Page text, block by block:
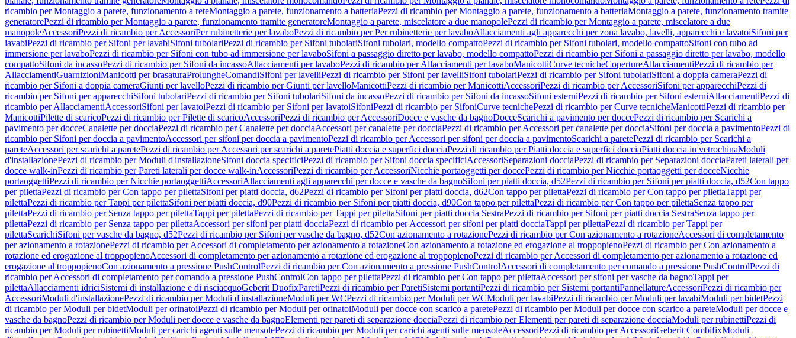
ricambio per Montaggio a parete, funzionamento a reteMontaggio a parete, funzionamento a batteriaPezzi di ricambio per Montaggio a parete, funzionamento a batteriaMontaggio a parete, funzionamento tramite
generatorePezzi di ricambio per Montaggio a parete, funzionamento tramite generatoreMontaggio a parete, miscelatore a due manopolePezzi di ricambio per Montaggio a parete, miscelatore a due
manopoleAccessoriPezzi di ricambio per AccessoriPer rubinetterie per lavaboPezzi di ricambio per Per rubinetterie per lavaboAllacciamenti agli apparecchi per zona lavabo, lavelli, apparecchi e lavatoiSifoni per
lavabiPezzi di ricambio per Sifoni per lavabiSifoni tubolariPezzi di ricambio per Sifoni tubolariSifoni tubolari, modello compattoPezzi di ricambio per Sifoni tubolari, modello compattoSifoni con tubo ad
immersione per lavaboPezzi di ricambio per Sifoni con tubo ad immersione per lavaboSifoni a passaggio diretto per lavabo, modello compattoPezzi di ricambio per Sifoni a passaggio diretto per lavabo, modello
compattoSifoni da incassoPezzi di ricambio per Sifoni da incassoAllacciamenti per lavaboPezzi di ricambio per Allacciamenti per lavaboManicottiCurve tecnicheCopertureAllacciamentiPezzi di ricambio per
AllacciamentiGuarnizioniManicotti per brasaturaProlungheComandiSifoni per lavelliPezzi di ricambio per Sifoni per lavelliSifoni tubolariPezzi di ricambio per Sifoni tubolariSifoni a doppia cameraPezzi di
ricambio per Sifoni a doppia cameraGiunti per lavelloPezzi di ricambio per Giunti per lavelloManicottiPezzi di ricambio per ManicottiAccessoriPezzi di ricambio per AccessoriSifoni per apparecchiPezzi di
ricambio per Sifoni per apparecchiSifoni tubolariPezzi di ricambio per Sifoni tubolariSifoni da incassoPezzi di ricambio per Sifoni da incassoSifoni esterniPezzi di ricambio per Sifoni esterniAllacciamentiPezzi di
ricambio per AllacciamentiAccessoriSifoni per lavatoiPezzi di ricambio per Sifoni per lavatoiSifoniPezzi di ricambio per SifoniCurve tecnichePezzi di ricambio per Curve tecnicheManicottiPezzi di ricambio per
ManicottiPilette di scaricoPezzi di ricambio per Pilette di scaricoAccessoriPezzi di ricambio per AccessoriDocce e vasche da bagnoDocceScarichi a pavimento per doccePezzi di ricambio per Scarichi a
pavimento per docceCanalette per docciaPezzi di ricambio per Canalette per docciaAccessori per canalette per docciaPezzi di ricambio per Accessori per canalette per docciaSifoni per doccia a pavimentoPezzi di
ricambio per Sifoni per doccia a pavimentoAccessori per sifoni per doccia a pavimentoPezzi di ricambio per Accessori per sifoni per doccia a pavimentoScarichi a paretePezzi di ricambio per Scarichi a
pareteAccessori per scarichi a paretePezzi di ricambio per Accessori per scarichi a paretePiatti doccia e superfici docciaPezzi di ricambio per Piatti doccia e superfici docciaPiatti doccia in vetrochinaModuli
d'installazionePezzi di ricambio per Moduli d'installazioneSifoni doccia specificiPezzi di ricambio per Sifoni doccia specificiAccessoriSeparazioni docciaPezzi di ricambio per Separazioni docciaPareti laterali per
docce walk-inPezzi di ricambio per Pareti laterali per docce walk-inAccessoriPezzi di ricambio per AccessoriNicchie portaoggetti per doccePezzi di ricambio per Nicchie portaoggetti per docceNicchie
portaoggettiPezzi di ricambio per Nicchie portaoggettiAccessoriAllacciamenti agli apparecchi per docce e vasche da bagnoSifoni per piatti doccia, d52Pezzi di ricambio per Sifoni per piatti doccia, d52Con tappo
per pilettaPezzi di ricambio per Con tappo per pilettaSifoni per piatti doccia, d62Pezzi di ricambio per Sifoni per piatti doccia, d62Con tappo per pilettaPezzi di ricambio per Con tappo per pilettaTappi per
pilettaPezzi di ricambio per Tappi per pilettaSifoni per piatti doccia, d90Pezzi di ricambio per Sifoni per piatti doccia, d90Con tappo per pilettaPezzi di ricambio per Con tappo per pilettaSenza tappo per
pilettaPezzi di ricambio per Senza tappo per pilettaTappi per pilettaPezzi di ricambio per Tappi per pilettaSifoni per piatti doccia SestraPezzi di ricambio per Sifoni per piatti doccia SestraSenza tappo per
pilettaPezzi di ricambio per Senza tappo per pilettaAccessori per sifoni per piatti docciaPezzi di ricambio per Accessori per sifoni per piatti docciaTappi per pilettaPezzi di ricambio per Tappi per
pilettaScarichiSifoni per vasche da bagno, d52Pezzi di ricambio per Sifoni per vasche da bagno, d52Con azionamento a rotazionePezzi di ricambio per Con azionamento a rotazioneAccessori di completamento
per azionamento a rotazionePezzi di ricambio per Accessori di completamento per azionamento a rotazioneCon azionamento a rotazione ed erogazione al troppopienoPezzi di ricambio per Con azionamento a
rotazione ed erogazione al troppopienoAccessori di completamento per azionamento a rotazione ed erogazione al troppopienoPezzi di ricambio per Accessori di completamento per azionamento a rotazione ed
erogazione al troppopienoCon azionamento a pressione PushControlPezzi di ricambio per Con azionamento a pressione PushControlAccessori di completamento per comando a pressione PushControlPezzi di
ricambio per Accessori di completamento per comando a pressione PushControlCon tappo per pilettaPezzi di ricambio per Con tappo per pilettaAccessori per sifoni per vasche da bagnoTappi per
pilettaAllacciamenti idriciSistemi di installazione e di risciacquoGeberit DuofixParetiPezzi di ricambio per ParetiSistemi portantiPezzi di ricambio per Sistemi portantiPannellatureAccessoriPezzi di ricambio per
AccessoriModuli d'installazionePezzi di ricambio per Moduli d'installazioneModuli per WCPezzi di ricambio per Moduli per WCModuli per lavabiPezzi di ricambio per Moduli per lavabiModuli per bidetPezzi
di ricambio per Moduli per bidetModuli per orinatoiPezzi di ricambio per Moduli per orinatoiModuli per docce con scarico a paretePezzi di ricambio per Moduli per docce con scarico a pareteModuli per docce e
vasche da bagnoPezzi di ricambio per Moduli per docce e vasche da bagnoElementi per pareti di separazione docciaPezzi di ricambio per Elementi per pareti di separazione docciaModuli per rubinettiPezzi di
ricambio per Moduli per rubinettiModuli per carichi agenti sulle mensolePezzi di ricambio per Moduli per carichi agenti sulle mensoleAccessoriPezzi di ricambio per AccessoriGeberit CombifixModuli